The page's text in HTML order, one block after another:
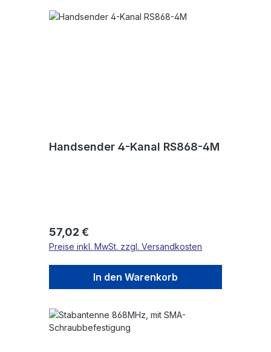
Handsender 4-Kanal RS868-4M
Regulärer Preis:
57,02 €
Preise inkl. MwSt. zzgl. Versandkosten
In den Warenkorb